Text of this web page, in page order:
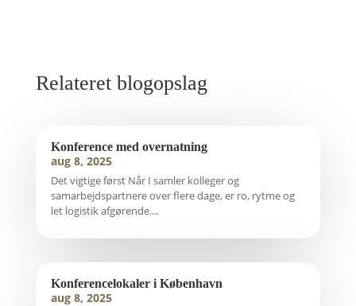
Relateret blogopslag
Konference med overnatning
aug 8, 2025
Det vigtige først Når I samler kolleger og
samarbejdspartnere over flere dage, er ro, rytme og
let logistik afgørende....
Konferencelokaler i København
aug 8, 2025